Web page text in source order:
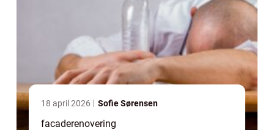
18 april 2026 Sofie Sørensen
facaderenovering